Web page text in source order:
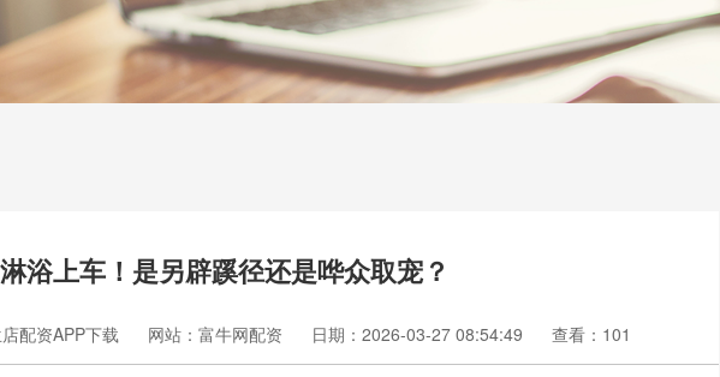
浴上车！是另辟蹊径还是哗众取宠？
配资APP下载 网站：富牛网配资 日期：2026-03-27 08:54:49 查看：101